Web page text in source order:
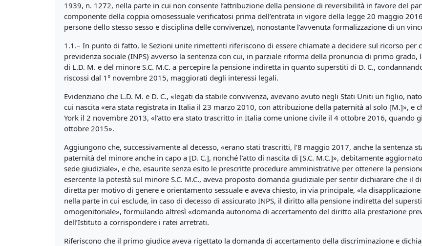
1939, n. 1272, nella parte in cui non consente l’attribuzione della pensione di reversibilità in favore del
componente della coppia omosessuale verificatosi prima dell’entrata in vigore della legge 20 maggio
persone dello stesso sesso e disciplina delle convivenze), nonostante l’avvenuta formalizzazione di un
1.1.– In punto di fatto, le Sezioni unite rimettenti riferiscono di essere chiamate a decidere sul ricorso per
previdenza sociale (INPS) avverso la sentenza con cui, in parziale riforma della pronuncia di primo
di L.D. M. e del minore S.C. M.C. a percepire la pensione indiretta in quanto superstiti di D. C.,
riscossi dal 1° novembre 2015, maggiorati degli interessi legali.
Evidenziano che L.D. M. e D. C., «legati da stabile convivenza, avevano avuto negli Stati Uniti un figlio,
cui nascita «era stata registrata in Italia il 23 marzo 2010, con attribuzione della paternità al solo [M.]», e
York il 2 novembre 2013, «l’atto era stato trascritto in Italia come unione civile il 4 ottobre 2016, quando
ottobre 2015».
Aggiungono che, successivamente al decesso, «erano stati trascritti, l’8 maggio 2017, anche la sentenza
paternità del minore anche in capo a [D. C.], nonché l’atto di nascita di [S.C. M.C.]», debitamente
sede giudiziale», e che, esaurite senza esito le prescritte procedure amministrative per ottenere la
esercente la potestà sul minore S.C. M.C., aveva proposto domanda giudiziale per sentir dichiarare che il
diretta per motivo di genere e orientamento sessuale e aveva chiesto, in via principale, «la
nella parte in cui esclude, in caso di decesso di assicurato INPS, il diritto alla pensione indiretta del
omogenitoriale», formulando altresì «domanda autonoma di accertamento del diritto alla prestazione
dell’Istituto a corrispondere i ratei arretrati.
Riferiscono che il primo giudice aveva rigettato la domanda di accertamento della discriminazione e